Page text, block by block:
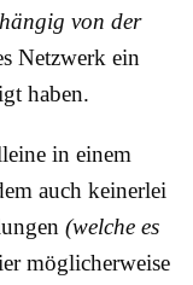
von der
Netzwerk ein
haben.
in einem
auch keinerlei
(welche es
möglicherweise